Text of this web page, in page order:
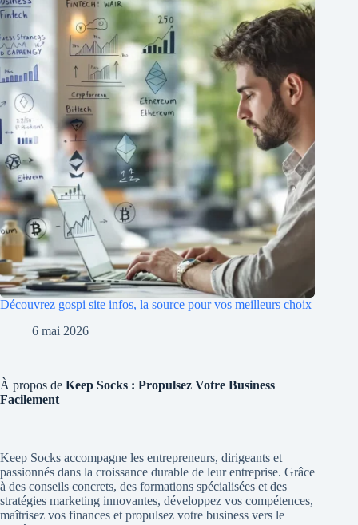
Découvrez gospi site infos, la source pour vos meilleurs choix
6 mai 2026
À propos de Keep Socks : Propulsez Votre Business
Facilement
Keep Socks accompagne les entrepreneurs, dirigeants et
passionnés dans la croissance durable de leur entreprise. Grâce
à des conseils concrets, des formations spécialisées et des
stratégies marketing innovantes, développez vos compétences,
maîtrisez vos finances et propulsez votre business vers le